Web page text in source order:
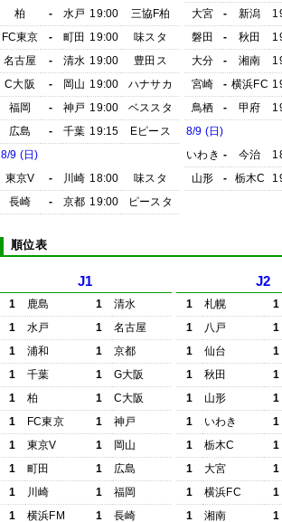
柏
- 水戸 19:00
三協F柏
FC東京
- 町田 19:00
味スタ
名古屋
- 清水 19:00
豊田ス
C大阪
- 岡山 19:00
ハナサカ
福岡
- 神戸 19:00
ベススタ
広島
- 千葉 19:15
Eピース
8/9 (日)
東京V
- 川崎 18:00
味スタ
長崎
- 京都 19:00 ピースタ
大宮
- 新潟
磐田
- 秋田
大分
- 湘南
宮崎
- 横浜FC
鳥栖
- 甲府
8/9 (日)
いわき - 今治
山形
- 栃木C
順位表
J1
1 鹿島 1
清水
1
水戸 1
名古屋
1
浦和 1
京都
1
千葉 1
G大阪
1
柏 1
C大阪
1
FC東京 1
神戸
1
東京V 1
岡山
1
町田 1
広島
1
川崎 1
福岡
1
横浜FM 1 長崎
J2
1 札幌
1
1
八戸
1
1
仙台
1
1
秋田
1
1
山形
1
1
いわき
1
1
栃木C
1
1
大宮
1
1
横浜FC
1
1
湘南 1